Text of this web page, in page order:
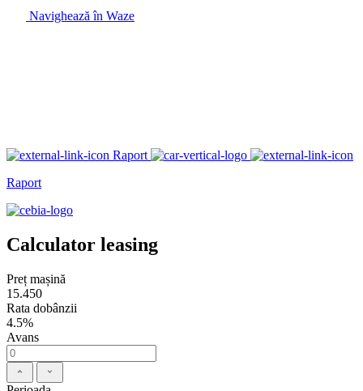
Navighează în Waze
Raport
Raport
Calculator leasing
Preț mașină
15.450
Rata dobânzii
4.5%
Avans